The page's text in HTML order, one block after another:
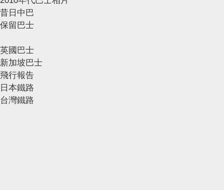
昔日中巴
保留巴士
英國巴士
新加坡巴士
飛行報告
日本鐵路
台灣鐵路